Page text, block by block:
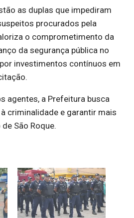
as duplas que impediram
procurados pela
o comprometimento da
da segurança pública no
investimentos contínuos em
agentes, a Prefeitura busca
criminalidade e garantir mais
São Roque.